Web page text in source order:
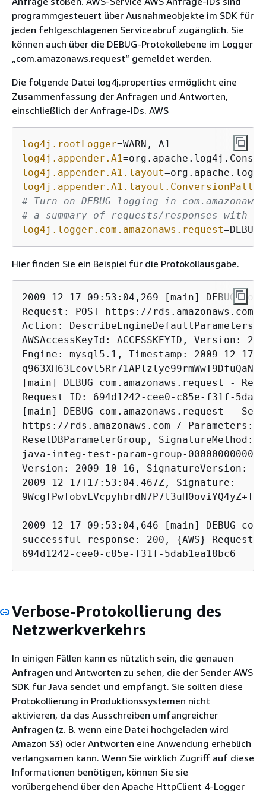
programmgesteuert über Ausnahmeobjekte im SDK für
jeden fehlgeschlagenen Serviceabruf zugänglich. Sie
können auch über die DEBUG-Protokollebene im Logger
„com.amazonaws.request“ gemeldet werden.
Die folgende Datei log4j.properties ermöglicht eine
Zusammenfassung der Anfragen und Antworten,
einschließlich der Anfrage-IDs. AWS
log4j.rootLogger
log4j.appender.A1
log4j.appender.A1.layout
# Turn on DEBUG logging in
# a summary of requests/responses with
log4j.logger.com.amazonaws.request=DEBUG
Hier finden Sie ein Beispiel für die Protokollausgabe.
2009-12-17 09:53:04,269 [main] DEBUG
Request: POST https://
Action: DescribeEngineDefaultParameters,
AWSAccessKeyId: ACCESSKEYID, Version:
Engine: mysql5.1, Timestamp: 2009-12-
[main] DEBUG com.amazonaws.request -
Request ID: 694d1242-cee0-c85e-f31f-
[main] DEBUG com.amazonaws.request -
https://rds.amazonaws.com /
ResetDBParameterGroup, SignatureMethod:
java-integ-test-param-group-0000000000000,
Version: 2009-10-16, SignatureVersion: 2,
2009-12-17T17:53:04.467Z, Signature:
2009-12-17 09:53:04,646 [main] DEBUG
successful response: 200, {AWS} Request
694d1242-cee0-c85e-f31f-5dab1ea18bc6
Verbose-Protokollierung des
Netzwerkverkehrs
In einigen Fällen kann es nützlich sein, die genauen
Anfragen und Antworten zu sehen, die der Sender AWS
SDK für Java sendet und empfängt. Sie sollten diese
Protokollierung in Produktionssystemen nicht
aktivieren, da das Ausschreiben umfangreicher
Anfragen (z. B. wenn eine Datei hochgeladen wird
Amazon S3) oder Antworten eine Anwendung erheblich
verlangsamen kann. Wenn Sie wirklich Zugriff auf diese
Informationen benötigen, können Sie sie
vorübergehend über den Apache HttpClient 4-Logger